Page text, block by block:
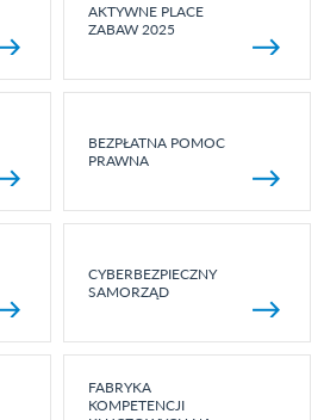
AKTYWNE PLACE
ZABAW 2025
BEZPŁATNA POMOC
PRAWNA
CYBERBEZPIECZNY
SAMORZĄD
FABRYKA
KOMPETENCJI